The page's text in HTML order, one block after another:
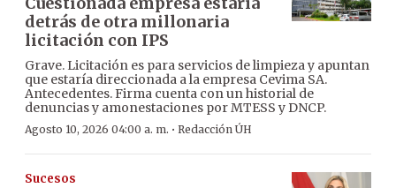
detrás de otra millonaria
licitación con IPS
Grave. Licitación es para servicios de limpieza y apuntan
que estaría direccionada a la empresa Cevima SA.
Antecedentes. Firma cuenta con un historial de
denuncias y amonestaciones por MTESS y DNCP.
Agosto 10, 2026 04:00 a. m. · Redacción ÚH
Sucesos